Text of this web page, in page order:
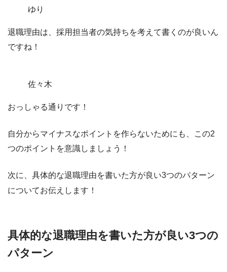
ゆり
退職理由は、採用担当者の気持ちを考えて書くのが良いん
ですね！
佐々木
おっしゃる通りです！
自分からマイナスなポイントを作らないためにも、この2
つのポイントを意識しましょう！
次に、具体的な退職理由を書いた方が良い3つのパターン
についてお伝えします！
具体的な退職理由を書いた方が良い3つの
パターン